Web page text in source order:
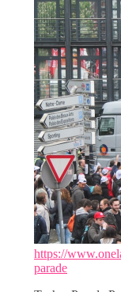
https://
parade